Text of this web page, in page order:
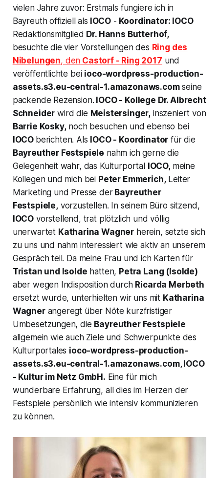
vielen Jahre zuvor: Erstmals fungiere ich in
Bayreuth offiziell als IOCO - Koordinator: IOCO
Redaktionsmitglied Dr. Hanns Butterhof,
besuchte die vier Vorstellungen des Ring des
Nibelungen, den Castorf - Ring 2017 und
veröffentlichte bei ioco-wordpress-production-
assets.s3.eu-central-1.amazonaws.comseine
packende Rezension. IOCO - Kollege Dr. Albrecht
Schneider wird die Meistersinger, inszeniert von
Barrie Kosky,noch besuchen und ebenso bei
IOCO berichten. Als IOCO- Koordinator für die
Bayreuther Festspiele nahm ich gerne die
Gelegenheit wahr, das Kulturportal IOCO, meine
Kollegen und mich bei Peter Emmerich,Leiter
Marketing und Presse derBayreuther
Festspiele,vorzustellen. In seinem Büro sitzend,
IOCO vorstellend, trat plötzlich und völlig
unerwartet Katharina Wagner herein, setzte sich
zu uns und nahm interessiert wie aktiv an unserem
Gespräch teil. Da meine Frau und ich Karten für
Tristan und Isolde hatten, Petra Lang (Isolde)
aber wegen Indisposition durch Ricarda Merbeth
ersetzt wurde, unterhielten wir uns mit Katharina
Wagnerangeregt über Nöte kurzfristiger
Umbesetzungen, die Bayreuther Festspiele
allgemein wie auch Ziele und Schwerpunkte des
Kulturportales ioco-wordpress-production-
assets.s3.eu-central-1.amazonaws.com, IOCO
- Kultur im Netz GmbH. Eine für mich
wunderbare Erfahrung, all dies im Herzen der
Festspiele persönlich wie intensiv kommunizieren
zu können.